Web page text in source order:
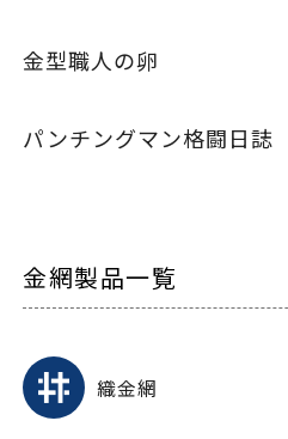
金型職人の卵
パンチングマン格闘日誌
金網製品一覧
織金網